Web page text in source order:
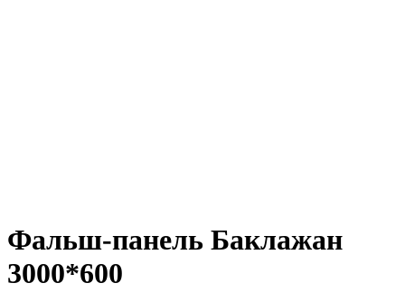
Фальш-панель Баклажан
3000*600